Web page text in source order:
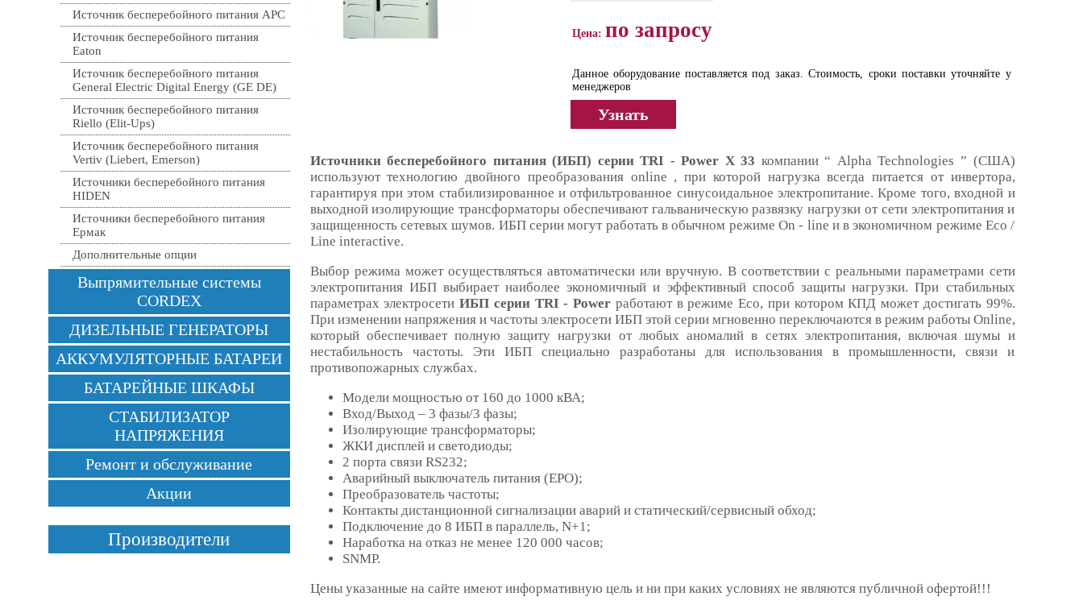
Цена: по запросу
Данное оборудование поставляется под заказ. Стоимость, сроки поставки уточняйте у
менеджеров
Узнать
Источники бесперебойного питания (ИБП) серии TRI - Power X 33 компании “ Alpha Technologies ” (США)
используют технологию двойного преобразования online , при которой нагрузка всегда питается от инвертора,
гарантируя при этом стабилизированное и отфильтрованное синусоидальное электропитание. Кроме того, входной и
выходной изолирующие трансформаторы обеспечивают гальваническую развязку нагрузки от сети электропитания и
защищенность сетевых шумов. ИБП серии могут работать в обычном режиме On - line и в экономичном режиме Eco /
Line interactive.
Выбор режима может осуществляться автоматически или вручную. В соответствии с реальными параметрами сети
электропитания ИБП выбирает наиболее экономичный и эффективный способ защиты нагрузки. При стабильных
параметрах электросети ИБП серии TRI - Power работают в режиме Eco, при котором КПД может достигать 99%.
При изменении напряжения и частоты электросети ИБП этой серии мгновенно переключаются в режим работы Online,
который обеспечивает полную защиту нагрузки от любых аномалий в сетях электропитания, включая шумы и
нестабильность частоты. Эти ИБП специально разработаны для использования в промышленности, связи и
противопожарных службах.
Модели мощностью от 160 до 1000 кВА;
Вход/Выход – 3 фазы/3 фазы;
Изолирующие трансформаторы;
ЖКИ дисплей и светодиоды;
2 порта связи RS232;
Аварийный выключатель питания (ЕРО);
Преобразователь частоты;
Контакты дистанционной сигнализации аварий и статический/сервисный обход;
Подключение до 8 ИБП в параллель, N+1;
Наработка на отказ не менее 120 000 часов;
SNMP.
Цены указанные на сайте имеют информативную цель и ни при каких условиях не являются публичной офертой!!!
Источник бесперебойного питания APC
Источник бесперебойного питания
Eaton
Источник бесперебойного питания
General Electric Digital Energy (GE DE)
Источник бесперебойного питания
Riello (Elit-Ups)
Источник бесперебойного питания
Vertiv (Liebert, Emerson)
Источники бесперебойного питания
HIDEN
Источники бесперебойного питания
Ермак
Дополнительные опции
Выпрямительные системы
CORDEX
ДИЗЕЛЬНЫЕ ГЕНЕРАТОРЫ
АККУМУЛЯТОРНЫЕ БАТАРЕИ
БАТАРЕЙНЫЕ ШКАФЫ
СТАБИЛИЗАТОР
НАПРЯЖЕНИЯ
Ремонт и обслуживание
Акции
Производители